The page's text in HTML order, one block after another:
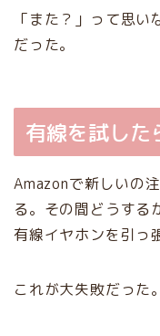
「また？」って思
だった。
有線を試した
Amazonで新しいの
る。その間どうする
有線イヤホンを引っ
これが大失敗だった。